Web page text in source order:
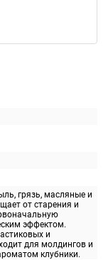
грязь, масляные и
от старения и
эффектом.
и
для молдингов и
клубники.